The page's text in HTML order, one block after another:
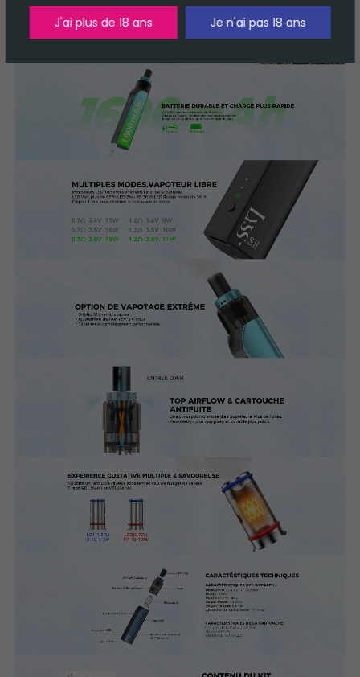
J'ai plus de 18 ans
Je n'ai pas 18 ans